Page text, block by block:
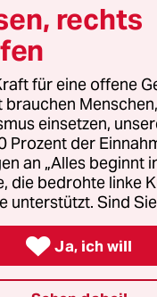
und Vertriebs GmbH
Bei rechtlichen Fragen
lizenzen@taz.de
Datenschutz
widerrufen
rechts
für eine offene
brauchen
einsetzen,
Prozent der
an „Alles beginnt
die bedrohte linke
unterstützt. Sind
 Ja, ich will